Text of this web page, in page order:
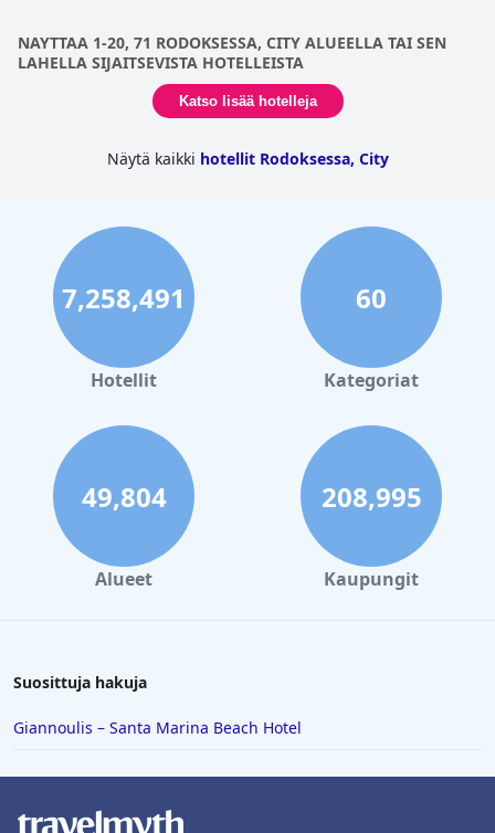
NAYTTAA 1-20, 71 RODOKSESSA, CITY ALUEELLA TAI SEN
LAHELLA SIJAITSEVISTA HOTELLEISTA
Katso lisää hotelleja
Näytä kaikki hotellit Rodoksessa, City
7,258,491
Hotellit
60
Kategoriat
49,804
Alueet
208,995
Kaupungit
Suosittuja hakuja
Giannoulis – Santa Marina Beach Hotel